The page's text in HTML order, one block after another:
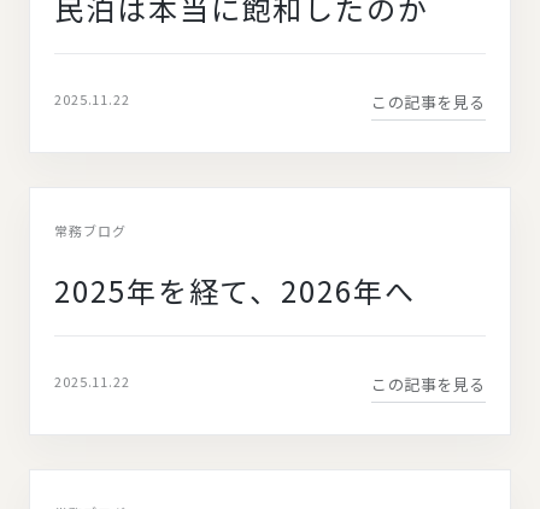
2025.11.22 この記事を見る
常務ブログ
2025年を経て、2026年へ
2025.11.22 この記事を見る